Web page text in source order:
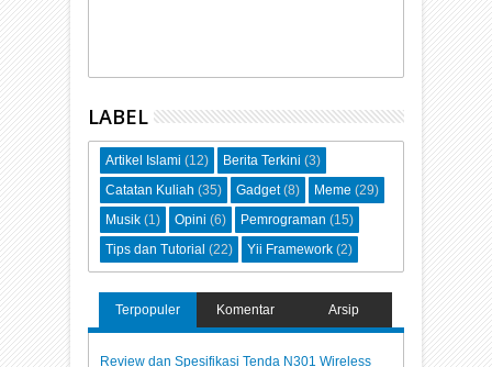
LABEL
Artikel Islami (12) Berita Terkini (3)
Catatan Kuliah (35) Gadget (8) Meme (29)
Musik (1) Opini (6) Pemrograman (15)
Tips dan Tutorial (22) Yii Framework (2)
Terpopuler Komentar Arsip
Review dan Spesifikasi Tenda N301 Wireless